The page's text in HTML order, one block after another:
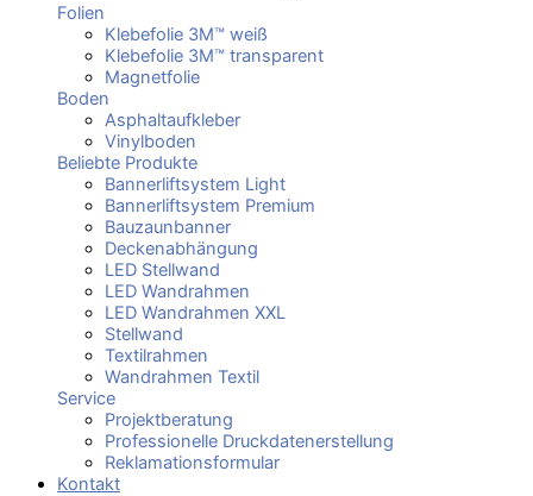
Folien
Klebefolie 3M™ weiß
Klebefolie 3M™ transparent
Magnetfolie
Boden
Asphaltaufkleber
Vinylboden
Beliebte Produkte
Bannerliftsystem Light
Bannerliftsystem Premium
Bauzaunbanner
Deckenabhängung
LED Stellwand
LED Wandrahmen
LED Wandrahmen XXL
Stellwand
Textilrahmen
Wandrahmen Textil
Service
Projektberatung
Professionelle Druckdatenerstellung
Reklamationsformular
Kontakt